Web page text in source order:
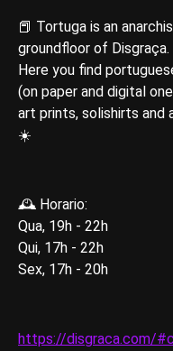
📕 Tortuga is an
groundfloor of Disgraça.
Here you find
(on paper and digital
art prints, solishirts and
☀️
🕰️ Horario:
Qua, 19h - 22h
Qui, 17h - 22h
Sex, 17h - 20h
https://disgraca.com/